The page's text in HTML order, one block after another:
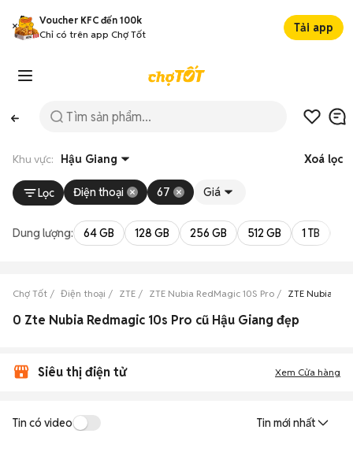
Voucher KFC đến 100k
Chỉ có trên app Chợ Tốt
Tải app
Khu vực: Hậu Giang Xoá lọc
Lọc Điện thoại 67 Giá
Dung lượng: 64 GB 128 GB 256 GB 512 GB 1 TB
Chợ Tốt Điện thoại ZTE ZTE Nubia RedMagic 10S Pro ZTE Nubia
0 Zte Nubia Redmagic 10s Pro cũ Hậu Giang đẹp
Siêu thị điện tử Xem Cửa hàng
Tin có video Tin mới nhất